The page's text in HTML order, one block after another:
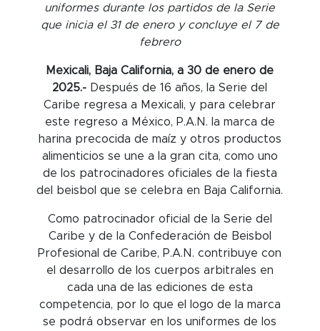
uniformes durante los partidos de la Serie
que inicia el 31 de enero y concluye el 7 de
febrero
Mexicali, Baja California, a 30 de enero de
2025.- Después de 16 años, la Serie del
Caribe regresa a Mexicali, y para celebrar
este regreso a México, P.A.N. la marca de
harina precocida de maíz y otros productos
alimenticios se une a la gran cita, como uno
de los patrocinadores oficiales de la fiesta
del beisbol que se celebra en Baja California.
Como patrocinador oficial de la Serie del
Caribe y de la Confederación de Beisbol
Profesional de Caribe, P.A.N. contribuye con
el desarrollo de los cuerpos arbitrales en
cada una de las ediciones de esta
competencia, por lo que el logo de la marca
se podrá observar en los uniformes de los